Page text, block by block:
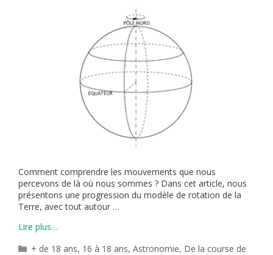
Comment comprendre les mouvements que nous
percevons de là où nous sommes ? Dans cet article, nous
présentons une progression du modèle de rotation de la
Terre, avec tout autour …
Lire plus…
Catégories
+ de 18 ans, 16 à 18 ans,Astronomie, De la course de